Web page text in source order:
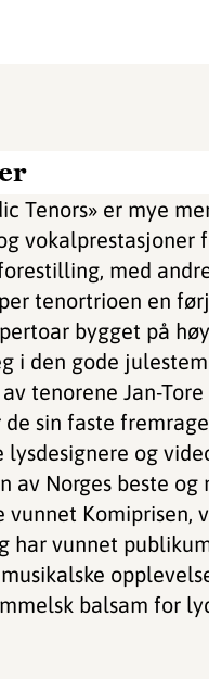
Tenors» er mye
med
tenortrioen en
bygget på
i den gode
tenorene Jan-
de sin faste
lysdesignere og
av Norges beste
vunnet
har vunnet
balsam for